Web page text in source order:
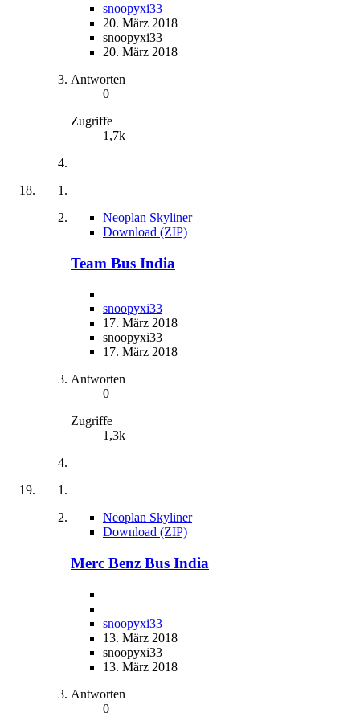
snoopyxi33
20. März 2018
snoopyxi33
20. März 2018
Antworten
0
Zugriffe
1,7k
Neoplan Skyliner
Download (ZIP)
Team Bus India
snoopyxi33
17. März 2018
snoopyxi33
17. März 2018
Antworten
0
Zugriffe
1,3k
Neoplan Skyliner
Download (ZIP)
Merc Benz Bus India
snoopyxi33
13. März 2018
snoopyxi33
13. März 2018
Antworten
0